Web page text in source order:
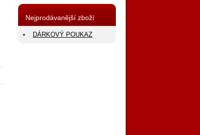
Nejprodávanější zboží
DÁRKOVÝ POUKAZ